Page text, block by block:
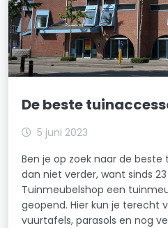
De beste
5 juni 2023
Ben je op zoek naar de beste
dan niet verder, want sinds
Tuinmeubelshop een
geopend. Hier kun je terecht
vuurtafels, parasols en nog